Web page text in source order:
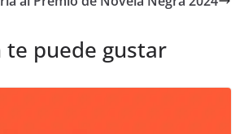
te puede gustar